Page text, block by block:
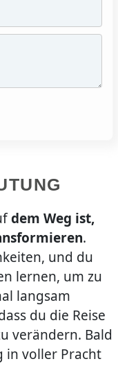
dem Weg ist,
.
und du
lernen, um zu
langsam
du die Reise
verändern. Bald
in voller Pracht